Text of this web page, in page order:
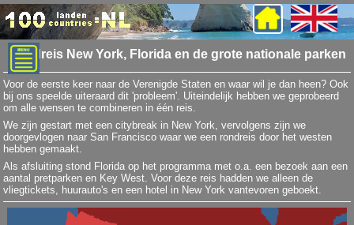
Rondreis New York, Florida en de grote nationale parken
Voor de eerste keer naar de Verenigde Staten en waar wil je dan heen? Ook
bij ons speelde uiteraard dit 'probleem'. Uiteindelijk hebben we geprobeerd
om alle wensen te combineren in één reis.
We zijn gestart met een citybreak in New York, vervolgens zijn we
doorgevlogen naar San Francisco waar we een rondreis door het westen
hebben gemaakt.
Als afsluiting stond Florida op het programma met o.a. een bezoek aan een
aantal pretparken en Key West. Voor deze reis hadden we alleen de
vliegtickets, huurauto's en een hotel in New York vantevoren geboekt.